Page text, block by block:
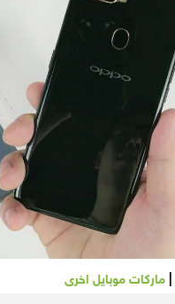
ماركات موبايل اخرى